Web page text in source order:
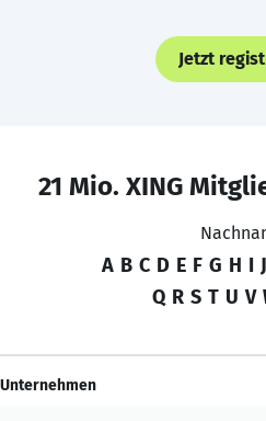
Jetzt
21 Mio. XING
A B C D E F G H I J
Q R S T U V
Unternehmen